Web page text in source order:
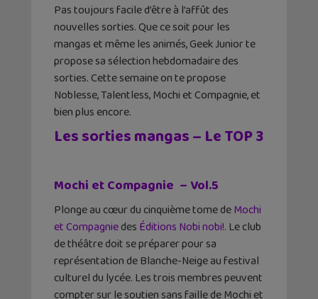
Pas toujours facile d’être à l’affût des
nouvelles sorties. Que ce soit pour les
mangas et même les animés, Geek Junior te
propose sa sélection hebdomadaire des
sorties. Cette semaine on te propose
Noblesse, Talentless, Mochi et Compagnie, et
bien plus encore.
Les sorties mangas – Le TOP 3
Mochi et Compagnie – Vol.5
Plonge au cœur du cinquième tome deMochi
et Compagniedes Éditions Nobi nobi!. Le club
de théâtre doit se préparer pour sa
représentation de Blanche-Neige au festival
culturel du lycée. Les trois membres peuvent
compter sur le soutien sans faille de Mochi et